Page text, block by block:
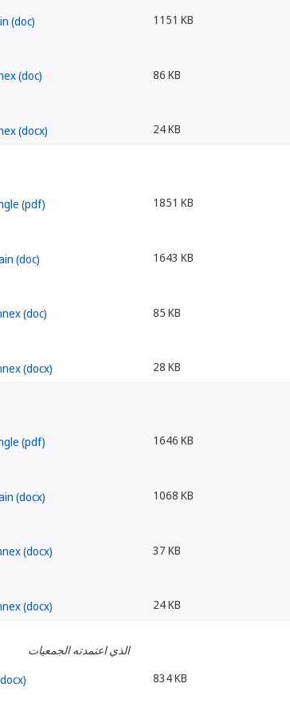
1151 KB
86 KB
24 KB
1851 KB
1643 KB
85 KB
28 KB
1646 KB
1068 KB
37 KB
24 KB
الذي اعتمدته الجمعيات
834 KB